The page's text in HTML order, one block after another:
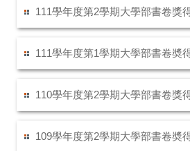
111學年度第2學期大學部書卷獎
111學年度第1學期大學部書卷奬
110學年度第2學期大學部書卷獎
109學年度第2學期大學部書卷奬